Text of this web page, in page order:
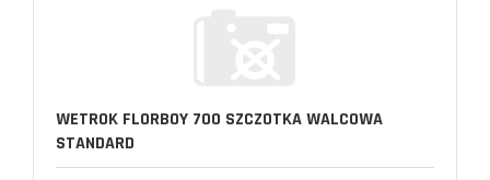
WETROK FLORBOY 700 SZCZOTKA WALCOWA
STANDARD